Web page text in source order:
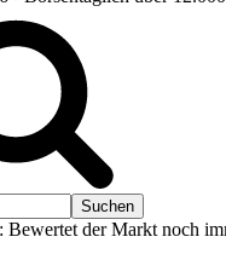
Bewertet der Markt noch